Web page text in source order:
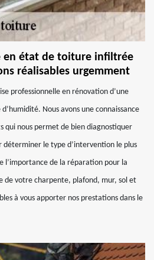
en état de toiture infiltrée
réalisables urgemment
professionnelle en rénovation d’une
Nous avons une connaissance
qui nous permet de bien diagnostiquer
le type d’intervention le plus
l’importance de la réparation pour la
de votre charpente, plafond, mur, sol et
à vous apporter nos prestations dans le